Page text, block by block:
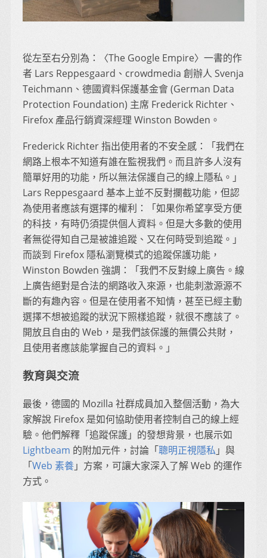
從左至右分別為：〈The Google Empire〉一書的作
者 Lars Reppesgaard、crowdmedia 創辦人 Svenja
Teichmann、德國資料保護基金會 (German Data
Protection Foundation) 主席 Frederick Richter、
Firefox 產品行銷資深經理 Winston Bowden。
Frederick Richter 指出使用者的不安全感：「我們在
網路上根本不知道有誰在監視我們。而且許多人沒有
簡單好用的功能，所以無法保護自己的線上隱私。」
Lars Reppesgaard 基本上並不反對攔截功能，但認
為使用者應該有選擇的權利：「如果你希望享受方便
的科技，有時仍須提供個人資料。但是大多數的使用
者無從得知自己是被誰追蹤、又在何時受到追蹤。」
而談到 Firefox 隱私瀏覽模式的追蹤保護功能，
Winston Bowden 強調：「我們不反對線上廣告。線
上廣告絕對是合法的網路收入來源，也能刺激源源不
斷的有趣內容。但是在使用者不知情，甚至已經主動
選擇不想被追蹤的狀況下照樣追蹤，就很不應該了。
開放且自由的 Web，是我們該保護的無價公共財，
且使用者應該能掌握自己的資料。」
教育與交流
最後，德國的 Mozilla 社群成員加入整個活動，為大
家解說 Firefox 是如何協助使用者控制自己的線上經
驗。他們解釋「追蹤保護」的發想背景，也展示如
Lightbeam 的附加元件，討論「聰明正視隱私 」與
「Web 素養」方案，可讓大家深入了解 Web 的運作
方式。